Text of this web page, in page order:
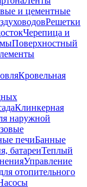
и цементные
Решетки
Черепица и
Поверхностный
Кровельная
Клинкерная
наружной
печиБанные
батареиТеплый
Управление
отопительного